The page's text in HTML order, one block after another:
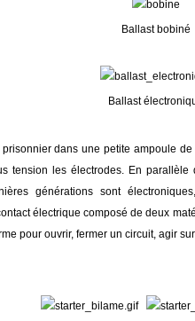
Ballast bobiné
Ballast
dans une petite ampoule
tension les électrodes. En
générations sont
électrique composé de deux
pour ouvrir, fermer un circuit, agir